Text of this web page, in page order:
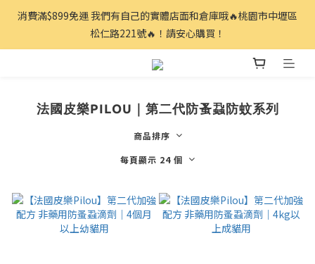
消費滿$899免運 我們有自己的實體店面和倉庫哦🔥桃園市中壢區
松仁路221號🔥！請安心購買！
法國皮樂PILOU｜第二代防蚤蝨防蚊系列
商品排序
每頁顯示 24 個